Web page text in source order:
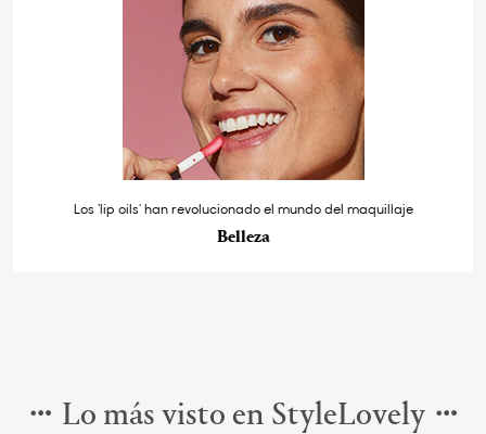
Los ‘lip oils’ han revolucionado el mundo del maquillaje
Belleza
Lo más visto en StyleLovely